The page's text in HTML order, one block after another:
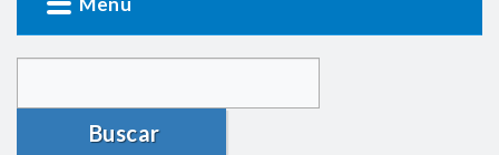
Buscar